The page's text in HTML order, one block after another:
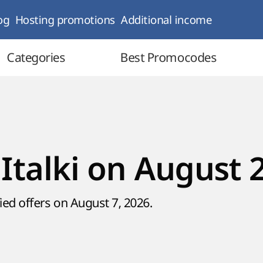
Hosting promotions Additional income
Categories Best Promocodes
on August
offers on August 7, 2026.